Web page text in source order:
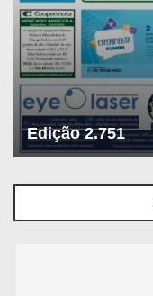
Edição 2.751